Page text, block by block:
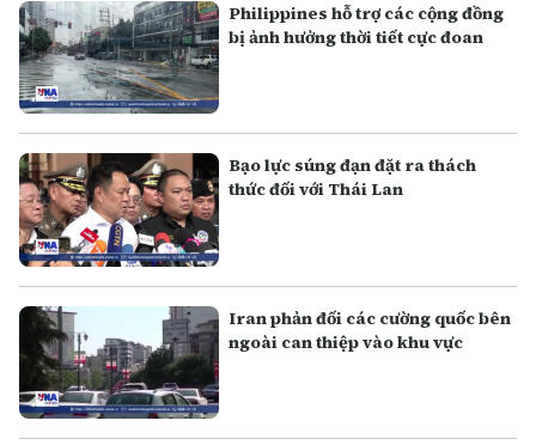
Philippines hỗ trợ các cộng đồng
bị ảnh hưởng thời tiết cực đoan
Bạo lực súng đạn đặt ra thách
thức đối với Thái Lan
Iran phản đối các cường quốc bên
ngoài can thiệp vào khu vực